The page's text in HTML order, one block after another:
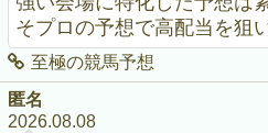
そプロの予想で高配当を狙
至極の競馬予想
匿名
2026.08.08